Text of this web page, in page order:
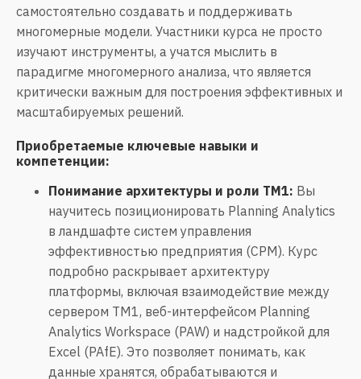
самостоятельно создавать и поддерживать
многомерные модели. Участники курса не просто
изучают инструменты, а учатся мыслить в
парадигме многомерного анализа, что является
критически важным для построения эффективных и
масштабируемых решений.
Приобретаемые ключевые навыки и
компетенции:
Понимание архитектуры и роли TM1: Вы
научитесь позиционировать Planning Analytics
в ландшафте систем управления
эффективностью предприятия (CPM). Курс
подробно раскрывает архитектуру
платформы, включая взаимодействие между
сервером TM1, веб-интерфейсом Planning
Analytics Workspace (PAW) и надстройкой для
Excel (PAfE). Это позволяет понимать, как
данные хранятся, обрабатываются и